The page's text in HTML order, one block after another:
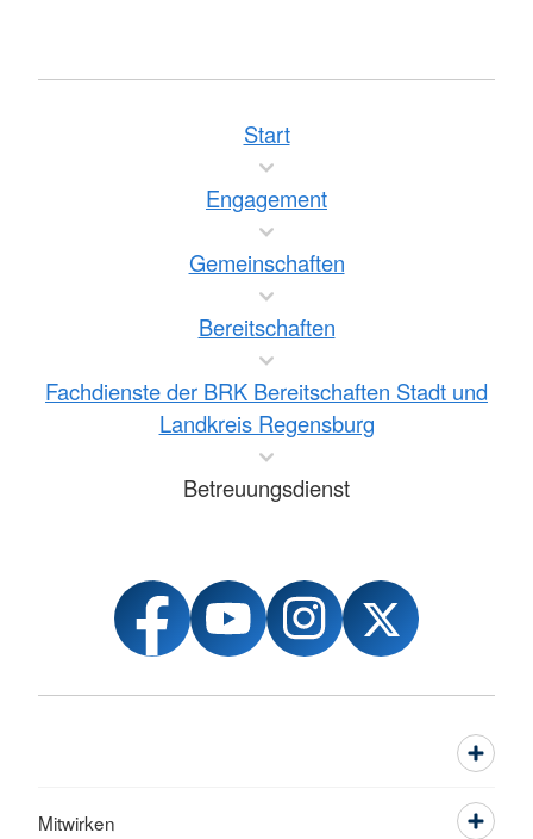
Start
Engagement
Gemeinschaften
Bereitschaften
Fachdienste der BRK Bereitschaften Stadt und
Landkreis Regensburg
Betreuungsdienst
Mitwirken